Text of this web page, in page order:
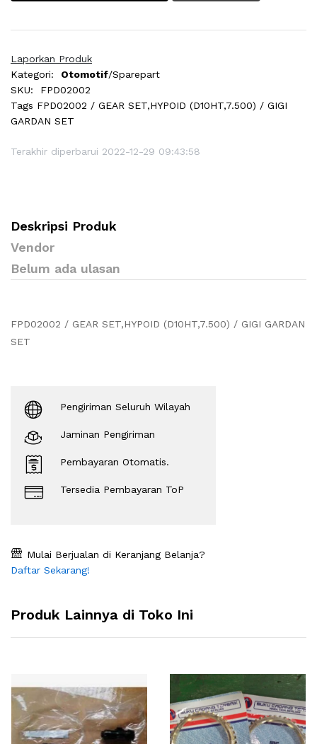
Laporkan Produk
Kategori:
Otomotif/Sparepart
SKU:
FPD02002
Tags FPD02002 / GEAR SET,HYPOID (D10HT,7.500) / GIGI
GARDAN SET
Terakhir diperbarui 2022-12-29 09:43:58
Deskripsi Produk
Vendor
Belum ada ulasan
FPD02002 / GEAR SET,HYPOID (D10HT,7.500) / GIGI GARDAN
SET
Pengiriman Seluruh Wilayah
Jaminan Pengiriman
Pembayaran Otomatis.
Tersedia Pembayaran ToP
Mulai Berjualan di Keranjang Belanja?
Daftar Sekarang!
Produk Lainnya di Toko Ini